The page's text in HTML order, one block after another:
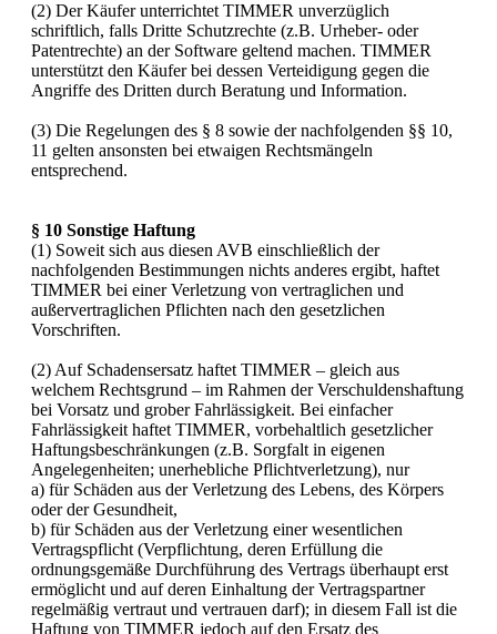
(2) Der Käufer unterrichtet TIMMER unverzüglich
schriftlich, falls Dritte Schutzrechte (z.B. Urheber- oder
Patentrechte) an der Software geltend machen. TIMMER
unterstützt den Käufer bei dessen Verteidigung gegen die
Angriffe des Dritten durch Beratung und Information.
(3) Die Regelungen des § 8 sowie der nachfolgenden §§ 10,
11 gelten ansonsten bei etwaigen Rechtsmängeln
entsprechend.
§ 10 Sonstige Haftung
(1) Soweit sich aus diesen AVB einschließlich der
nachfolgenden Bestimmungen nichts anderes ergibt, haftet
TIMMER bei einer Verletzung von vertraglichen und
außervertraglichen Pflichten nach den gesetzlichen
Vorschriften.
(2) Auf Schadensersatz haftet TIMMER – gleich aus
welchem Rechtsgrund – im Rahmen der Verschuldenshaftung
bei Vorsatz und grober Fahrlässigkeit. Bei einfacher
Fahrlässigkeit haftet TIMMER, vorbehaltlich gesetzlicher
Haftungsbeschränkungen (z.B. Sorgfalt in eigenen
Angelegenheiten; unerhebliche Pflichtverletzung), nur
a) für Schäden aus der Verletzung des Lebens, des Körpers
oder der Gesundheit,
b) für Schäden aus der Verletzung einer wesentlichen
Vertragspflicht (Verpflichtung, deren Erfüllung die
ordnungsgemäße Durchführung des Vertrags überhaupt erst
ermöglicht und auf deren Einhaltung der Vertragspartner
regelmäßig vertraut und vertrauen darf); in diesem Fall ist die
Haftung von TIMMER jedoch auf den Ersatz des